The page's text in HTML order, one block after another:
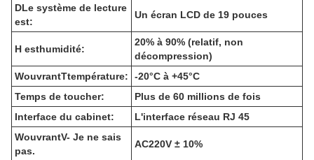
DLe système de lecture
est:
Un écran LCD de 19 pouces
H esthumidité:
20% à 90% (relatif, non
décompression)
WouvrantTtempérature:
-20°C à +45°C
Temps de toucher:
Plus de 60 millions de fois
Interface du cabinet:
L'interface réseau RJ 45
WouvrantV- Je ne sais
pas.
AC220V ± 10%